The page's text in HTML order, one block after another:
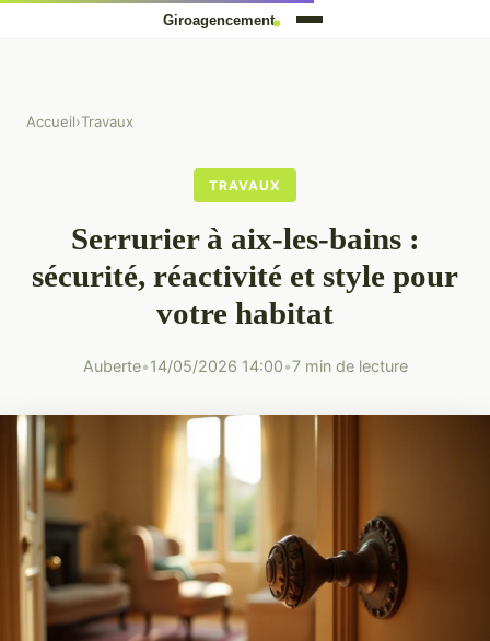
Accueil›Travaux
TRAVAUX
Serrurier à aix-les-bains :
sécurité, réactivité et style pour
votre habitat
Auberte•14/05/2026 14:00•7 min de lecture